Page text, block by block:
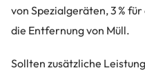
von Spezialgeräten, 3 %
die Entfernung von Müll.
Sollten zusätzliche